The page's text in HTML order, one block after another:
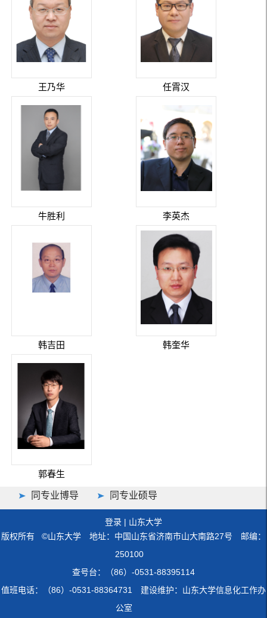
王乃华 任霄汉
牛胜利 李英杰
韩吉田 韩奎华
郭春生
同专业博导 同专业硕导
登录 | 山东大学
版权所有 ©山东大学 地址：中国山东省济南市山大南路27号 邮编：
250100
查号台：（86）-0531-88395114
值班电话：（86）-0531-88364731 建设维护：山东大学信息化工作办
公室